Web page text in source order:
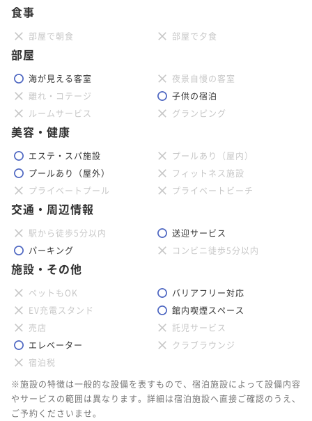
食事
部屋で朝食 部屋で夕食
部屋
海が見える客室
夜景自慢の客室
離れ・コテージ
子供の宿泊
ルームサービス
グランピング
美容・健康
エステ・スパ施設
プールあり（屋内）
プールあり（屋外）
フィットネス施設
プライベートプール
プライベートビーチ
交通・周辺情報
駅から徒歩5分以内
送迎サービス
パーキング
コンビニ徒歩5分以内
施設・その他
ペットもOK
バリアフリー対応
EV充電スタンド
館内喫煙スペース
売店
託児サービス
エレベーター
クラブラウンジ
宿泊税
※施設の特徴は一般的な設備を表すもので、宿泊施設によって設備内容
やサービスの範囲は異なります。詳細は宿泊施設へ直接ご確認のうえ、
ご予約くださいませ。